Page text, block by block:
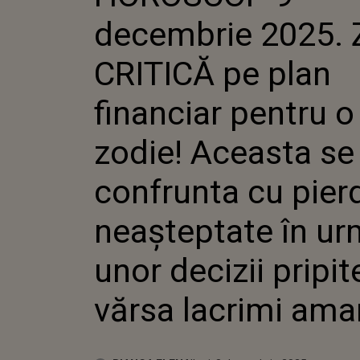
ACEASTA
ÎN URMA
PRIPITE
LACRIMI
decembrie 2025.
CRITICĂ pe plan
financiar pentru o
zodie! Aceasta se
confrunta cu
neașteptate în
unor decizii
vărsa lacrimi